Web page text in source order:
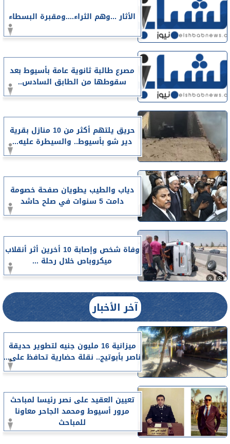
الأثار ...وهم الثراء....ومقبرة البسطاء
مصرع طالبة ثانوية عامة بأسيوط بعد
سقوطها من الطابق السادس..
حريق يلتهم أكثر من 10 منازل بقرية
دير شو بأسيوط.. والسيطرة عليه...
دياب والطيب يطويان صفحة خصومة
دامت 5 سنوات في صلح حاشد
وفاة شخص وإصابة 10 أخرين أثر أنقلاب
ميكروباص خلال رحلة ...
آخر الأخبار
ميزانية 16 مليون جنيه لتطوير حديقة
ناصر بأبوتيج.. نقلة حضارية تحافظ على...
تعيين العقيد على نصر رئيسا لمباحث
مرور أسيوط ومحمد الجاحر معاونا
للمباحث